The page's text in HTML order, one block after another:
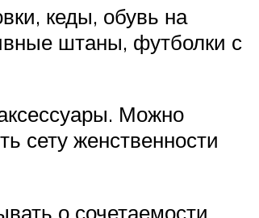
кеды, обувь на
штаны, футболки с
Можно
сету женственности
о сочетаемости